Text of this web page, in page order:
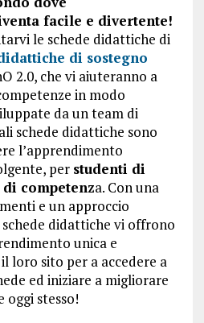
facile e divertente!
le schede didattiche di
di sostegno
2.0, che vi aiuteranno a
in modo
da un team di
schede didattiche sono
l’apprendimento
per studenti di
competenza. Con una
e un approccio
didattiche vi offrono
unica e
loro sito per a accedere a
ed iniziare a migliorare
oggi stesso!